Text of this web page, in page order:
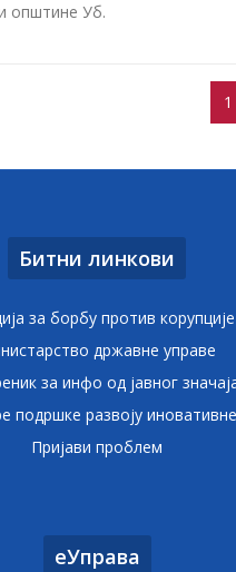
општине Уб.
1
Битни линкови
за борбу против корупције
државне управе
за инфо од јавног
подршке развоју
Пријави проблем
еУправа